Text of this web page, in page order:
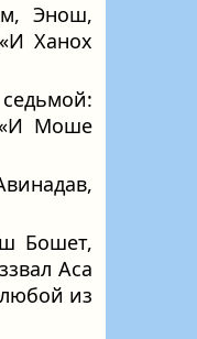
Энош,
Ханох
«И Моше
Бошет,
Аса
любой из